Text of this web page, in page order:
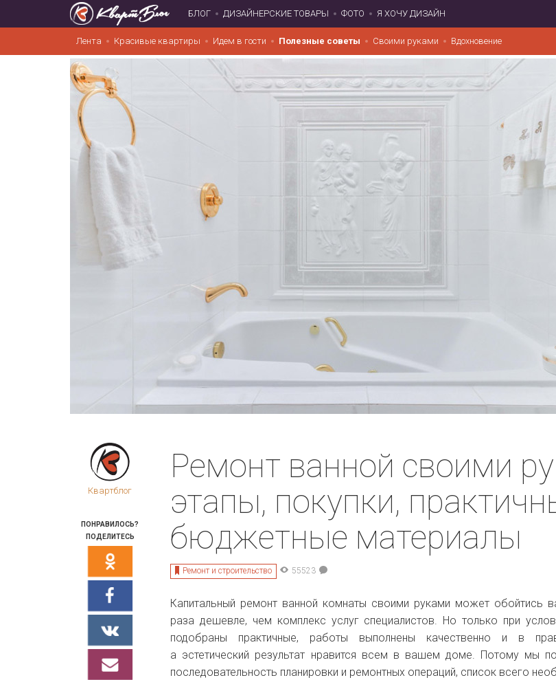
БЛОГ ДИЗАЙНЕРСКИЕ ТОВАРЫ ФОТО Я ХОЧУ ДИЗАЙН
Лента Красивые квартиры Идем в гости Полезные советы Своими руками Вдохновение
Квартблог
ПОНРАВИЛОСЬ?
ПОДЕЛИТЕСЬ
Ремонт ванной своими
этапы, покупки,
бюджетные материалы
Ремонт и строительство 55523
Капитальный ремонт ванной комнаты своими руками может обойтись
раза дешевле, чем комплекс услуг специалистов. Но только при
подобраны практичные, работы выполнены качественно и в
а эстетический результат нравится всем в вашем доме. Потому мы
последовательность планировки и ремонтных операций, список всего